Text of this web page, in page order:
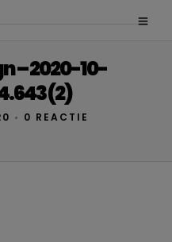
– 2020-10-
(2)
• 0 REACTIE